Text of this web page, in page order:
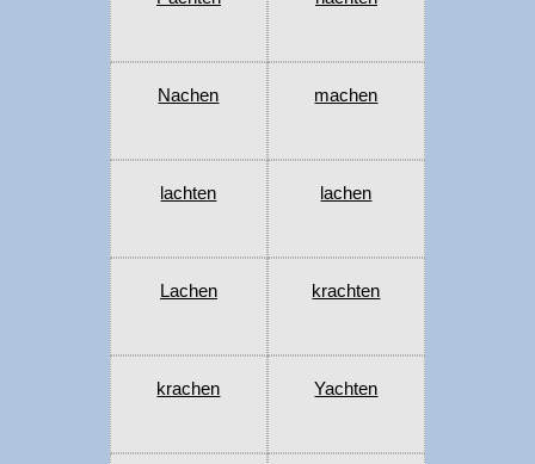
Nachen machen
lachten lachen
Lachen krachten
krachen Yachten